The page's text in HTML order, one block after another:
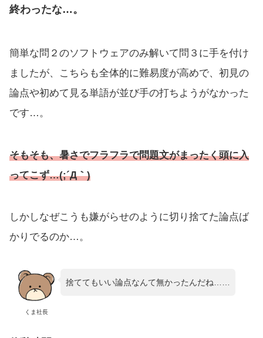
終わったな…。
簡単な問２のソフトウェアのみ解いて問３に手を付け
ましたが、こちらも全体的に難易度が高めで、初見の
論点や初めて見る単語が並び手の打ちようがなかった
です…。
そもそも、暑さでフラフラで問題文がまったく頭に入
ってこず…(;´Д｀)
しかしなぜこうも嫌がらせのように切り捨てた論点ば
かりでるのか…。
くま社長
捨ててもいい論点なんて無かったんだね……